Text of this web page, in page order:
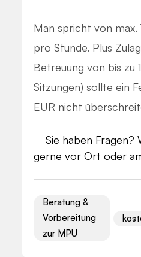
Man spricht von
pro Stunde. Plus
Betreuung von bis zu
Sitzungen) sollte ein
EUR nicht
Sie haben Fragen?
gerne vor Ort oder
Beratung &
Vorbereitung
zur MPU